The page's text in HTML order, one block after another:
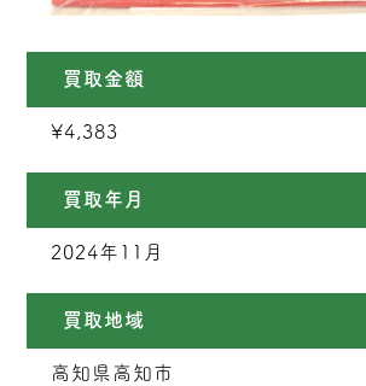
買取金額
¥4,383
買取年月
2024年11月
買取地域
高知県高知市